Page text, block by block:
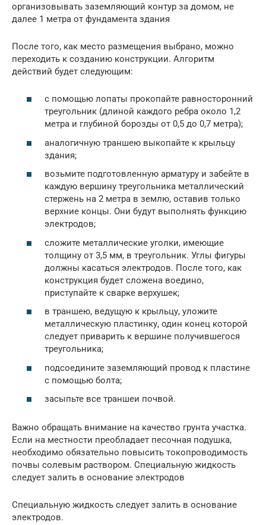
организовывать заземляющий контур за домом, не
далее 1 метра от фундамента здания
После того, как место размещения выбрано, можно
переходить к созданию конструкции. Алгоритм
действий будет следующим:
с помощью лопаты прокопайте равносторонний
треугольник (длиной каждого ребра около 1,2
метра и глубиной борозды от 0,5 до 0,7 метра);
аналогичную траншею выкопайте к крыльцу
здания;
возьмите подготовленную арматуру и забейте в
каждую вершину треугольника металлический
стержень на 2 метра в землю, оставив только
верхние концы. Они будут выполнять функцию
электродов;
сложите металлические уголки, имеющие
толщину от 3,5 мм, в треугольник. Углы фигуры
должны касаться электродов. После того, как
конструкция будет сложена воедино,
приступайте к сварке верхушек;
в траншею, ведущую к крыльцу, уложите
металлическую пластинку, один конец которой
следует приварить к вершине получившегося
треугольника;
подсоедините заземляющий провод к пластине
с помощью болта;
засыпьте все траншеи почвой.
Важно обращать внимание на качество грунта участка.
Если на местности преобладает песочная подушка,
необходимо обязательно повысить токопроводимость
почвы солевым раствором. Специальную жидкость
следует залить в основание электродов
Специальную жидкость следует залить в основание
электродов.